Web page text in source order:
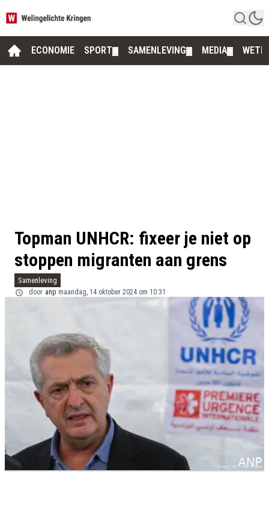
ECONOMIE SPORT SAMENLEVING MEDIA
Topman UNHCR: fixeer je niet op
stoppen migranten aan grens
Samenleving
door anp maandag, 14 oktober 2024 om 10:31